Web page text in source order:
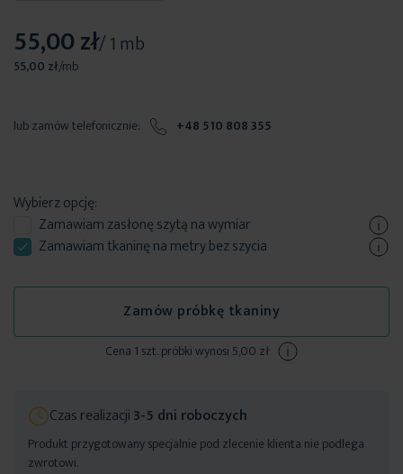
55,00 zł/ 1 mb
55,00 zł/mb
lub zamów telefonicznie: +48 510 808 355
Wybierz opcję:
Zamawiamzasłonę szytąna wymiar
Zamawiam tkaninę na metry bez szycia
Zamów próbkę tkaniny
Cena 1 szt. próbki wynosi 5,00 zł
Czas realizacji3-5 dni roboczych
Produkt przygotowany specjalnie pod zlecenie klienta nie podlega
zwrotowi.